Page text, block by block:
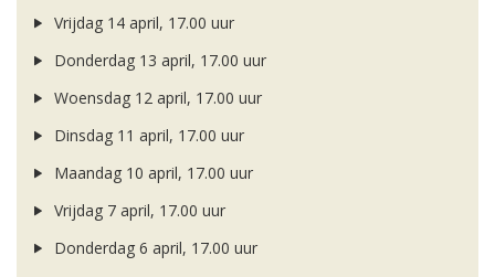
Vrijdag 14 april, 17.00 uur
Donderdag 13 april, 17.00 uur
Woensdag 12 april, 17.00 uur
Dinsdag 11 april, 17.00 uur
Maandag 10 april, 17.00 uur
Vrijdag 7 april, 17.00 uur
Donderdag 6 april, 17.00 uur